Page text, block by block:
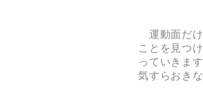
運動面だけ
ことを見つ
っていきま
気すらおき